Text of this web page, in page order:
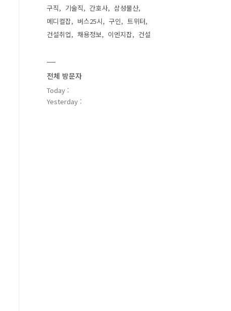
구직
기술직 간호사
삼성물산
메디컬잡
버스25시 구인
트위터
건설취업
채용정보 이엔지잡 건설
전체 방문자
Today :
Yesterday :